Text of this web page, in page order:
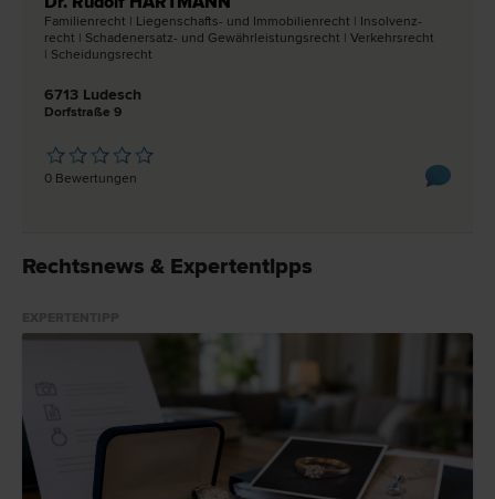
Familien­recht | Liegenschafts- und Immobilien­recht | Insolvenz­
recht | Schadenersatz- und Gewährleistungs­recht | Verkehrs­recht
| Scheidungs­recht
6713 Ludesch
Dorfstraße 9
0 Bewertungen
Rechtsnews & Expertentipps